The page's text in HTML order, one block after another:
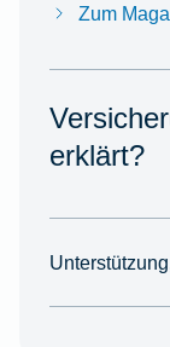
Zum
erklärt?